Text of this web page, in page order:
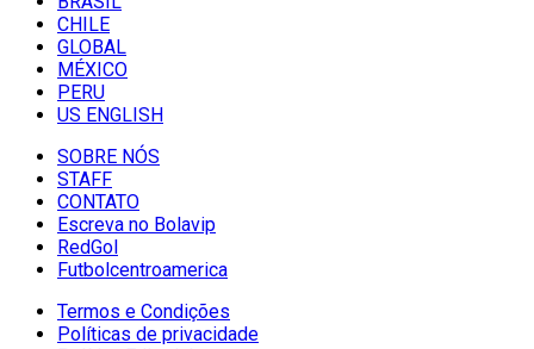
CHILE
GLOBAL
MÉXICO
PERU
US ENGLISH
SOBRE NÓS
STAFF
CONTATO
Escreva no Bolavip
RedGol
Futbolcentroamerica
Termos e Condições
Políticas de privacidade